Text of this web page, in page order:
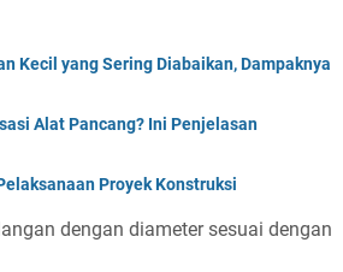
Kecil yang Sering Diabaikan, Dampaknya
Alat Pancang? Ini Penjelasan
Proyek Konstruksi
dengan diameter sesuai dengan